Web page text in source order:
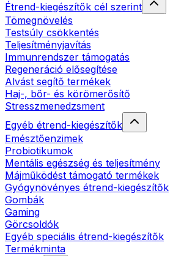
Étrend-kiegészítők cél szerint
Tömegnövelés
Testsúly csökkentés
Teljesítményjavítás
Immunrendszer támogatás
Regeneráció elősegítése
Alvást segítő termékek
Haj-, bőr- és körömerősítő
Stresszmenedzsment
Egyéb étrend-kiegészítők
Emésztőenzimek
Probiotikumok
Mentális egészség és teljesítmény
Májműködést támogató termékek
Gyógynövényes étrend-kiegészítők
Gombák
Gaming
Görcsoldók
Egyéb speciális étrend-kiegészítők
Termékminta